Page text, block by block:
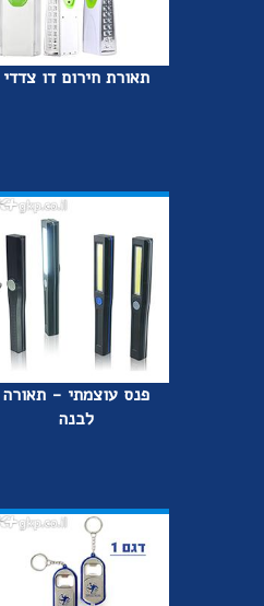
תאורת חירום דו צדדי
פנס עוצמתי - תאורה
לבנה